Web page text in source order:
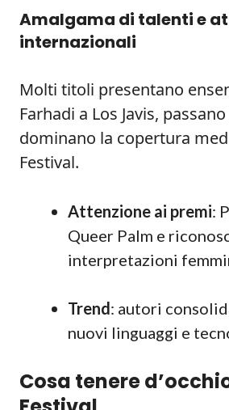
Amalgama di talenti e
internazionali
Molti titoli presentano
Farhadi a Los Javis,
dominano la copertura
Festival.
Attenzione ai premi:
Queer Palm e
interpretazioni
Trend: autori
nuovi linguaggi e
Cosa tenere